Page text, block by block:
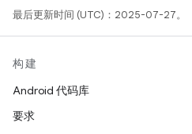
最后更新时间 (UTC)：2025-07-27。
构建
Android 代码库
要求